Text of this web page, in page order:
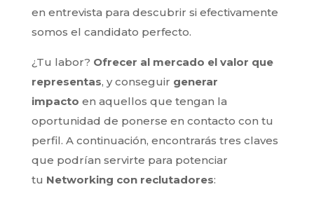
en entrevista para descubrir si efectivamente
somos el candidato perfecto.
¿Tu labor? Ofrecer al mercado el valor que
representas, y conseguir generar
impacto en aquellos que tengan la
oportunidad de ponerse en contacto con tu
perfil. A continuación, encontrarás tres claves
que podrían servirte para potenciar
tu Networking con reclutadores: